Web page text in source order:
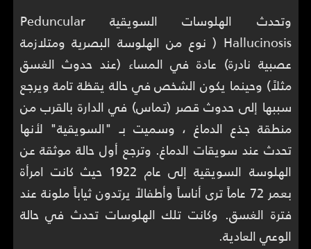
وتحدث الهلوسات السويقية Peduncular
Hallucinosis ( نوع من الهلوسة البصرية ومتلازمة
عصبية نادرة) عادة في المساء (عند حدوث الغسق
مثلاً) وحينما يكون الشخص في حالة يقظة تامة ويرجع
سببها إلى حدوث قصر (تماس) في الدارة بالقرب من
منطقة جذع الدماغ ، وسميت بـ "السويقية" لأنها
تحدث عند سويقات الدماغ. وترجع أول حالة موثقة عن
الهلوسة السويقية إلى عام 1922 حيث كانت امرأة
بعمر 72 عاماً ترى أناساً وأطفالاً يرتدون ثياباً ملونة عند
فترة الغسق. وكانت تلك الهلوسات تحدث في حالة
الوعي العادية.